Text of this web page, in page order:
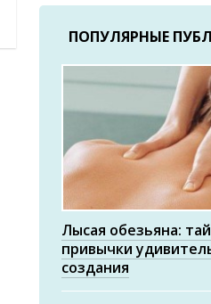
ПОПУЛЯРНЫЕ
Лысая обезьяна:
привычки
создания